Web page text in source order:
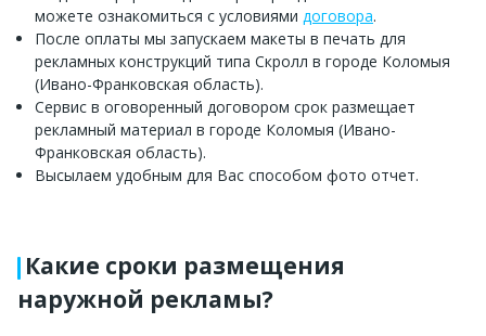
можете ознакомиться с условиями договора.
После оплаты мы запускаем макеты в печать для
рекламных конструкций типа Скролл в городе Коломыя
(Ивано-Франковская область).
Сервис в оговоренный договором срок размещает
рекламный материал в городе Коломыя (Ивано-
Франковская область).
Высылаем удобным для Вас способом фото отчет.
Какие сроки размещения
наружной рекламы?